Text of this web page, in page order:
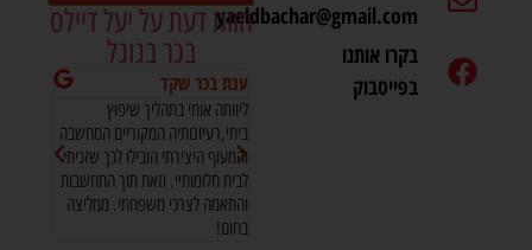
yaeldbachar@gmail.com
בקרו אותנו
בפייסבוק
חוות דעת על יעל דיילס
בכר בגוגל
Keren Zohar ענת בכר שקד
ליוותה אותי בתהליך שיפוץ
ביתי,רעיונותיה המקוריים המחשבה
והמעוף היצירתי הובילו לכך שזכיתי
לבית חלומותיי. וזאת תוך התחשבות
והתאמה לצרכי משפחתי. ממליצה
בחום!